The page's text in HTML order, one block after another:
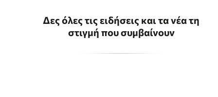
Δες όλες τις ειδήσεις και τα νέα τη
στιγμή που συμβαίνουν